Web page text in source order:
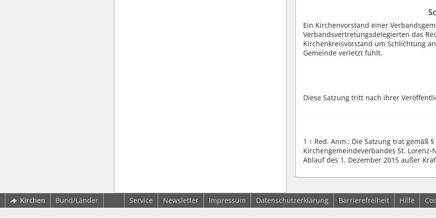
Ein Kirchenvorstand einer
Verbandsvertretungsdelegierten das
Kirchenkreisvorstand um Schlichtung
Gemeinde verletzt fühlt.
Diese Satzung tritt nach ihrer
1 ↑ Red. Anm.: Die Satzung trat gemäß
Kirchengemeindeverbandes St. Lorenz-
Ablauf des 1. Dezember 2015 außer
Kirchen Bund/Länder Service Newsletter Impressum Datenschutzerklärung Barrierefreiheit Hilfe